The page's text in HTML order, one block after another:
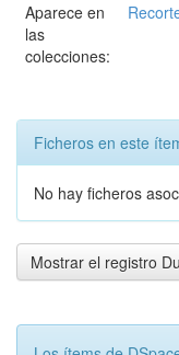
Aparece en
las
colecciones:
Ficheros en este
No hay ficheros
Mostrar el registro